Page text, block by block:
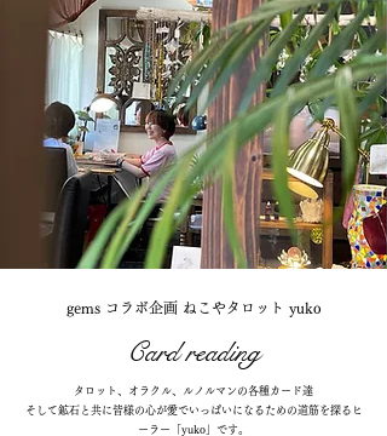
gems コラボ企画 ねこやタロット yuko
Card reading
タロット、オラクル、ルノルマンの各種カード達
そして鉱石と共に皆様の心が愛でいっぱいになるための道筋を探るヒ
ーラー「yuko」です。